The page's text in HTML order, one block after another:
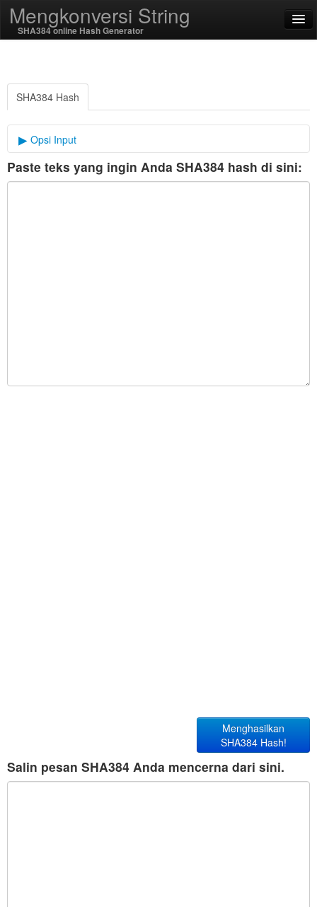
Mengkonversi String
SHA384 online Hash Generator
Bahasa Indonesia
SSL On
Encode / Decode
SHA384 Hash
Opsi Input
garam kriptografi
Paste teks yang ingin Anda SHA384 hash di sini:
Menghasilkan
SHA384 Hash!
Salin pesan SHA384 Anda mencerna dari sini.